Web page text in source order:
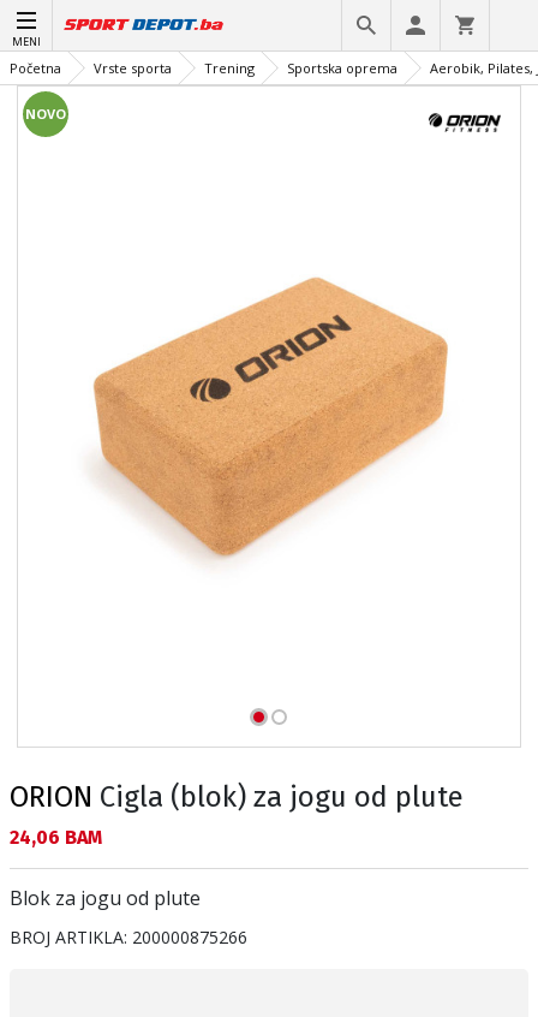
MENI
Početna Vrste sporta Trening Sportska oprema Aerobik, Pilates,
NOVO
ORION Cigla (blok) za jogu od plute
Текуща цена:
24,06 BAM
Blok za jogu od plute
BROJ ARTIKLA: 200000875266